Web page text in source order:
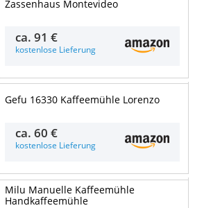
Zassenhaus Montevideo
ca.91 €
kostenlose Lieferung
Gefu 16330 Kaffeemühle Lorenzo
ca.60 €
kostenlose Lieferung
Milu Manuelle Kaffeemühle
Handkaffeemühle